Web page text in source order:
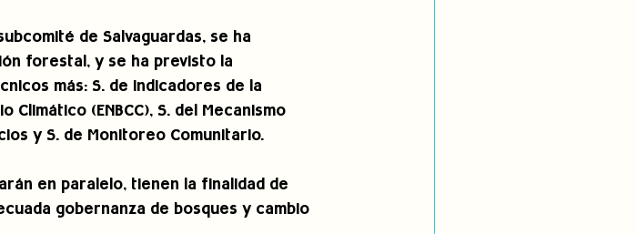
de Salvaguardas, se ha
forestal, y se ha previsto la
más: S. de indicadores de la
Climático (ENBCC), S. del Mecanismo
y S. de Monitoreo Comunitario.
en paralelo, tienen la finalidad de
gobernanza de bosques y cambio